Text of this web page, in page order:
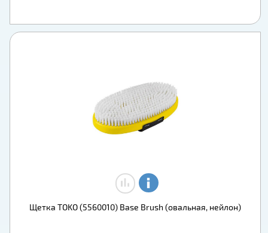
Щетка TOKO (5560010) Base Brush (овальная, нейлон)